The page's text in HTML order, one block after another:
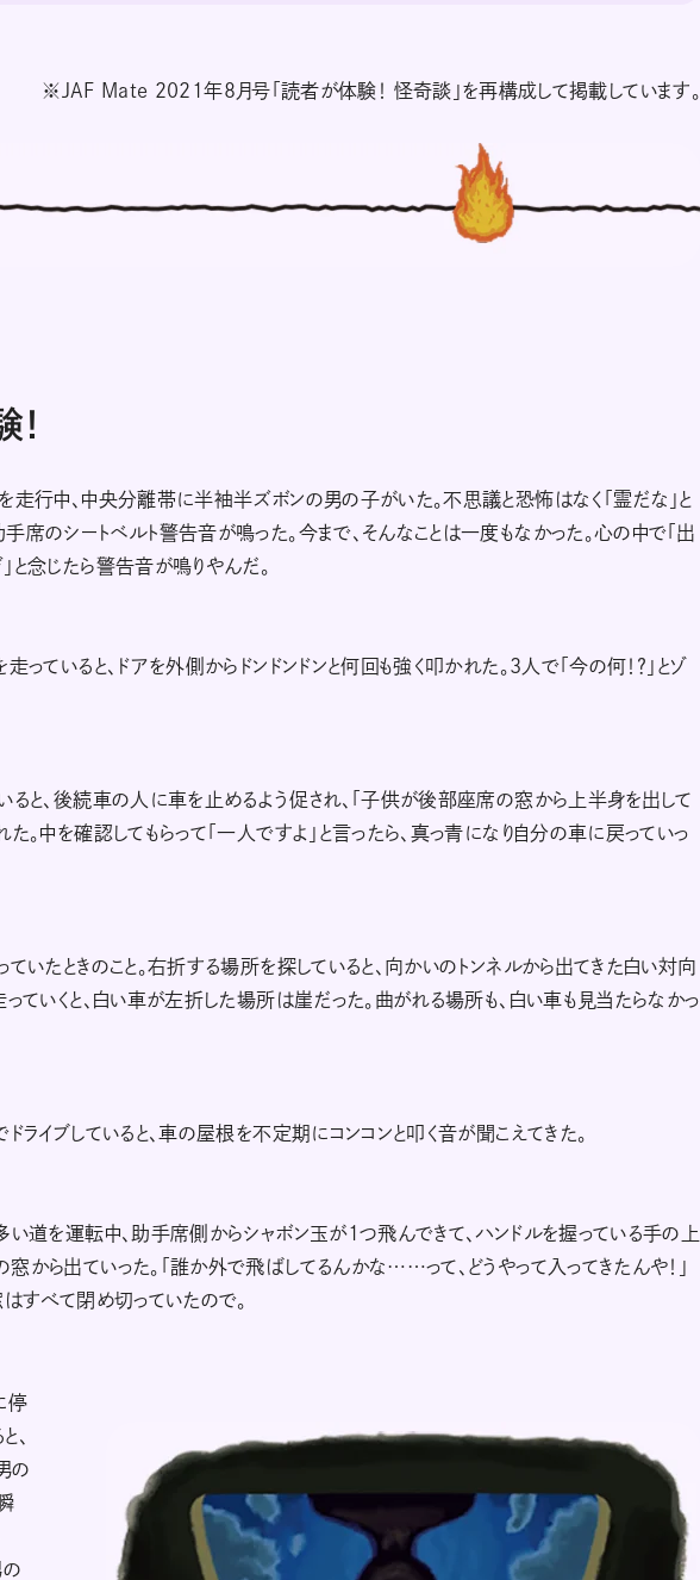
※JAF Mate 2021年8月号「読者が体験！ 怪奇談」を再構成して掲載しています。
行中、中央分離帯に半袖半ズボンの男の子がいた。不思議と恐怖はなく「霊だな」と
席のシートベルト警告音が鳴った。今まで、そんなことは一度もなかった。心の中で「出
と念じたら警告音が鳴りやんだ。
ていると、ドアを外側からドンドンドンと何回も強く叩かれた。3人で「今の何！？」とゾ
ると、後続車の人に車を止めるよう促され、「子供が後部座席の窓から上半身を出して
た。中を確認してもらって「一人ですよ」と言ったら、真っ青になり自分の車に戻っていっ
いたときのこと。右折する場所を探していると、向かいのトンネルから出てきた白い対向
っていくと、白い車が左折した場所は崖だった。曲がれる場所も、白い車も見当たらなかっ
ライブしていると、車の屋根を不定期にコンコンと叩く音が聞こえてきた。
道を運転中、助手席側からシャボン玉が1つ飛んできて、ハンドルを握っている手の上
から出ていった。「誰か外で飛ばしてるんかな……って、どうやって入ってきたんや！」
はすべて閉め切っていたので。
停
、
の
の